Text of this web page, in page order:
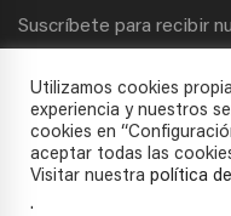
Suscríbete para recibir
Utilizamos cookies
experiencia y nuestros
cookies en
aceptar todas las
Visitar nuestra política
.